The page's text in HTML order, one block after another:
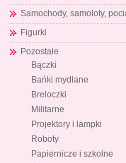
Samochody, samoloty,
Figurki
Pozostałe
Bączki
Bańki mydlane
Breloczki
Militarne
Projektory i lampki
Roboty
Papiernicze i szkolne